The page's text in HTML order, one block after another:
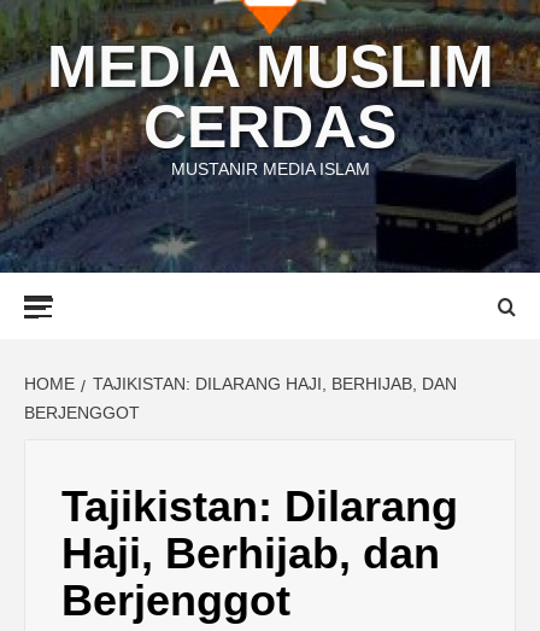
MEDIA MUSLIM
CERDAS
MUSTANIR MEDIA ISLAM
HOME
TAJIKISTAN: DILARANG HAJI, BERHIJAB, DAN
BERJENGGOT
Tajikistan: Dilarang
Haji, Berhijab, dan
Berjenggot